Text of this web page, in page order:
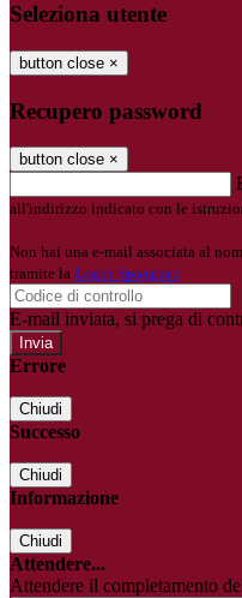
Seleziona utente
button close ×
Recupero password
button close ×
all'indirizzo indicato con le
Non hai una e-mail associata al
tramite la Login Spaggiari
E-mail inviata, si prega di
Errore
Chiudi
Successo
Chiudi
Informazione
Chiudi
Attendere...
Attendere il completamento